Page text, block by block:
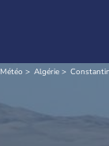
Météo Algérie